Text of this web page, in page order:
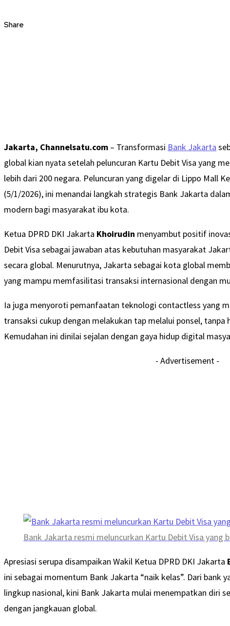
Share
Jakarta, Channelsatu.com – Transformasi Bank Jakarta
global kian nyata setelah peluncuran Kartu Debit Visa yang
lebih dari 200 negara. Peluncuran yang digelar di Lippo Mall
(5/1/2026), ini menandai langkah strategis Bank Jakarta
modern bagi masyarakat ibu kota.
Ketua DPRD DKI Jakarta Khoirudin menyambut positif
Debit Visa sebagai jawaban atas kebutuhan masyarakat
secara global. Menurutnya, Jakarta sebagai kota global
yang mampu memfasilitasi transaksi internasional dengan
Ia juga menyoroti pemanfaatan teknologi contactless yang
transaksi cukup dengan melakukan tap melalui ponsel,
Kemudahan ini dinilai sejalan dengan gaya hidup digital
- Advertisement -
Bank Jakarta resmi meluncurkan Kartu Debit Visa yang
Apresiasi serupa disampaikan Wakil Ketua DPRD DKI Jakarta
ini sebagai momentum Bank Jakarta “naik kelas”. Dari bank
lingkup nasional, kini Bank Jakarta mulai menempatkan diri
dengan jangkauan global.